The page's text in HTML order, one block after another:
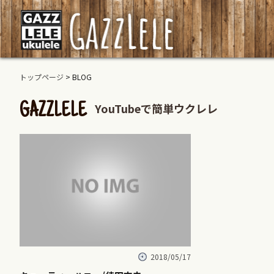
トップページ > BLOG
GAZZLELE YouTubeで簡単ウクレレ
2018/05/17